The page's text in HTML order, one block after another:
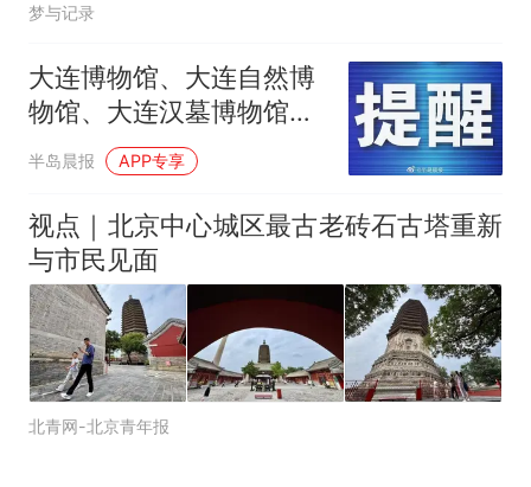
梦与记录
大连博物馆、大连自然博
物馆、大连汉墓博物馆调
整暑期开放时间
半岛晨报 APP专享
视点｜北京中心城区最古老砖石古塔重新
与市民见面
北青网-北京青年报